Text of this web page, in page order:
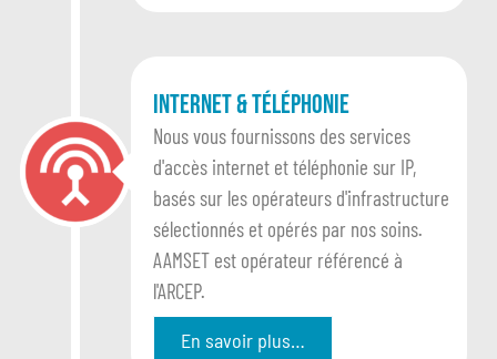
Internet & Téléphonie
Nous vous fournissons des services
d'accès internet et téléphonie sur IP,
basés sur les opérateurs d'infrastructure
sélectionnés et opérés par nos soins.
AAMSET est opérateur référencé à
l'ARCEP.
En savoir plus…